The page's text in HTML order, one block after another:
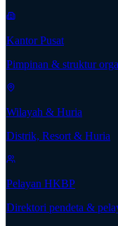
Kantor Pusat
Pimpinan & struktur
Wilayah & Huria
Distrik, Resort & Huria
Pelayan HKBP
Direktori pendeta &